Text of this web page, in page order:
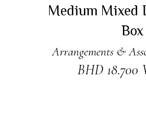
Medium
Box
Arrangements &
BHD 18.700